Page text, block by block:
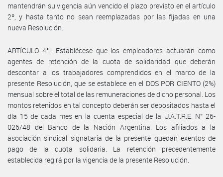
mantendrán su vigencia aún vencido el plazo previsto en el artículo
2º, y hasta tanto no sean reemplazadas por las fijadas en una
nueva Resolución.
ARTÍCULO 4°.- Establécese que los empleadores actuarán como
agentes de retención de la cuota de solidaridad que deberán
descontar a los trabajadores comprendidos en el marco de la
presente Resolución, que se establece en el DOS POR CIENTO (2%)
mensual sobre el total de las remuneraciones de dicho personal. Los
montos retenidos en tal concepto deberán ser depositados hasta el
día 15 de cada mes en la cuenta especial de la U.A.T.R.E. N° 26-
026/48 del Banco de la Nación Argentina. Los afiliados a la
asociación sindical signataria de la presente quedan exentos de
pago de la cuota solidaria. La retención precedentemente
establecida regirá por la vigencia de la presente Resolución.